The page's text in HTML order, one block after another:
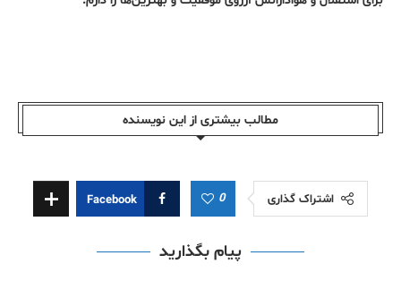
مطالب بیشتری از این نویسندە
اشتراک گذاری 0
Facebook
پیام بگذارید